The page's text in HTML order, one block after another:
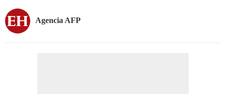
Agencia AFP